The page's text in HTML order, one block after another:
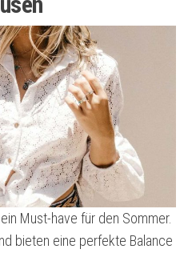
Must-have für den Sommer.
bieten eine perfekte Balance